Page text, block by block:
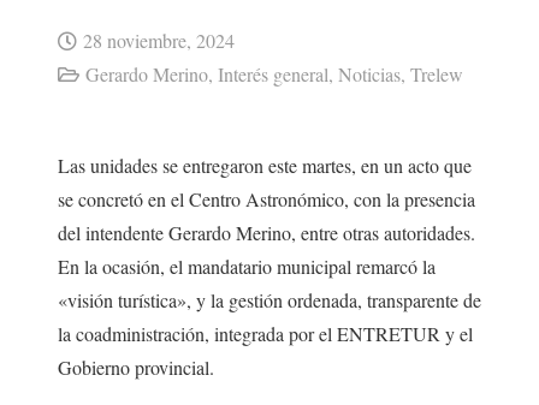
28 noviembre, 2024
Gerardo Merino, Interés general, Noticias, Trelew
Las unidades se entregaron este martes, en un acto que
se concretó en el Centro Astronómico, con la presencia
del intendente Gerardo Merino, entre otras autoridades.
En la ocasión, el mandatario municipal remarcó la
«visión turística», y la gestión ordenada, transparente de
la coadministración, integrada por el ENTRETUR y el
Gobierno provincial.